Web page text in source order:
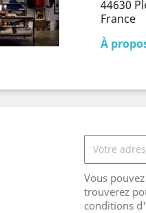
44630
France
À
Vous
trouverez
conditions